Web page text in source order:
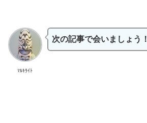
ﾏﾙｷﾗｲﾄ
次の記事で会いましょう！